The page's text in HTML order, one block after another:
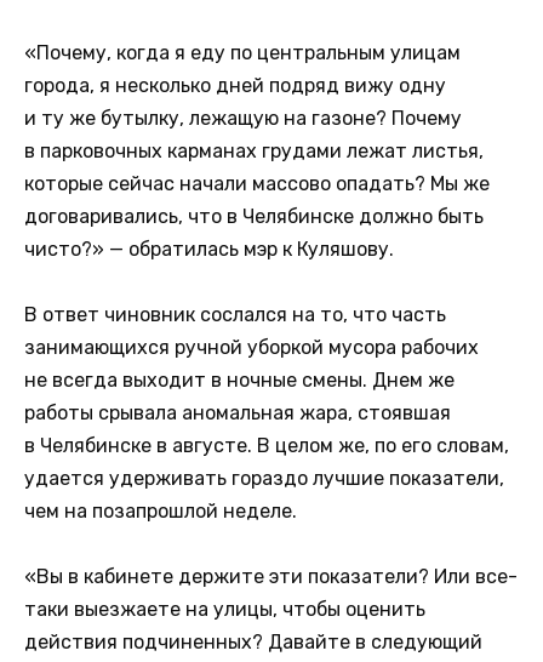
«Почему, когда я еду по центральным улицам
города, я несколько дней подряд вижу одну
и ту же бутылку, лежащую на газоне? Почему
в парковочных карманах грудами лежат листья,
которые сейчас начали массово опадать? Мы же
договаривались, что в Челябинске должно быть
чисто?» — обратилась мэр к Куляшову.
В ответ чиновник сослался на то, что часть
занимающихся ручной уборкой мусора рабочих
не всегда выходит в ночные смены. Днем же
работы срывала аномальная жара, стоявшая
в Челябинске в августе. В целом же, по его словам,
удается удерживать гораздо лучшие показатели,
чем на позапрошлой неделе.
«Вы в кабинете держите эти показатели? Или все-
таки выезжаете на улицы, чтобы оценить
действия подчиненных? Давайте в следующий